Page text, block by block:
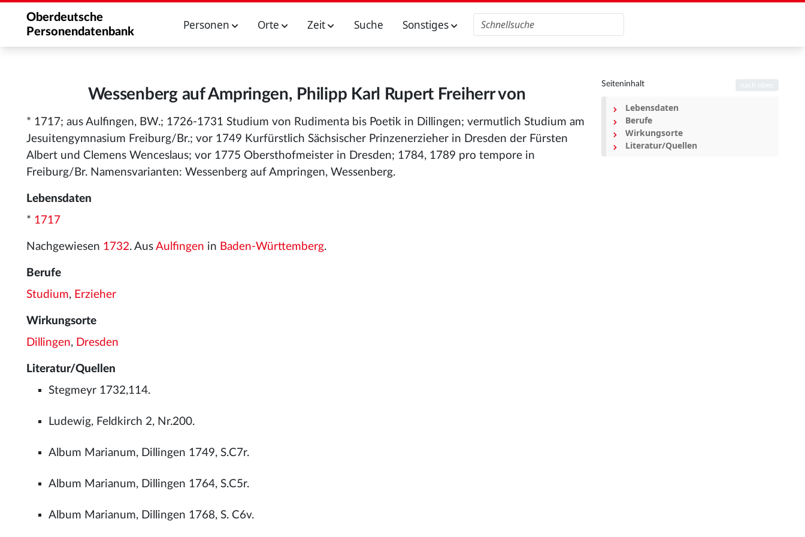
Oberdeutsche
Personendatenbank
Personen Orte Zeit Suche Sonstiges
Wessenberg auf Ampringen, Philipp Karl Rupert Freiherr von
* 1717; aus Aulfingen, BW.; 1726-1731 Studium von Rudimenta bis Poetik in Dillingen; vermutlich Studium am
Jesuitengymnasium Freiburg/Br.; vor 1749 Kurfürstlich Sächsischer Prinzenerzieher in Dresden der Fürsten
Albert und Clemens Wenceslaus; vor 1775 Obersthofmeister in Dresden; 1784, 1789 pro tempore in
Freiburg/Br. Namensvarianten: Wessenberg auf Ampringen, Wessenberg.
Lebensdaten
* 1717
Nachgewiesen 1732. Aus Aulfingen in Baden-Württemberg.
Berufe
Studium, Erzieher
Wirkungsorte
Dillingen, Dresden
Literatur/Quellen
Stegmeyr 1732,114.
Ludewig, Feldkirch 2, Nr.200.
Album Marianum, Dillingen 1749, S.C7r.
Album Marianum, Dillingen 1764, S.C5r.
Album Marianum, Dillingen 1768, S. C6v.
Seiteninhalt
Lebensdaten
Berufe
Wirkungsorte
Literatur/Quellen